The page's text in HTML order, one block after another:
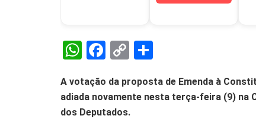
W
at
s
F
ce
b
C
py
Li
ar
e
A votação da proposta de Emenda à
adiada novamente nesta terça-feira (9) na
dos Deputados.